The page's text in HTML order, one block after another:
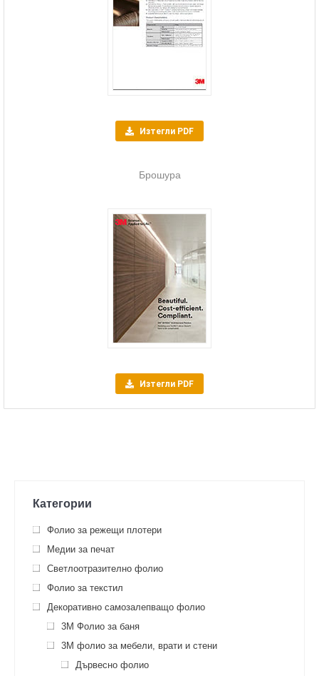
Изтегли PDF
Брошура
Изтегли PDF
Категории
Фолио за режещи плотери
Медии за печат
Светлоотразително фолио
Фолио за текстил
Декоративно самозалепващо фолио
3M Фолио за баня
3M фолио за мебели, врати и стени
Дървесно фолио